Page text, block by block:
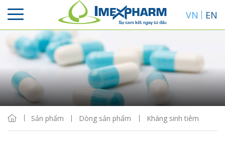
VN EN
Sản phẩm Dòng sản phẩm Kháng sinh tiêm
Sắp xếp
Hiển thị